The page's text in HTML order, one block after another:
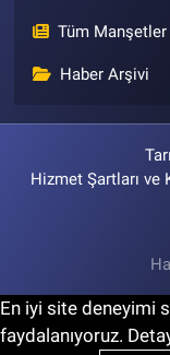
Tüm Manşetler
Haber Arşivi
Hizmet Şartları ve
En iyi site deneyimi
faydalanıyoruz.